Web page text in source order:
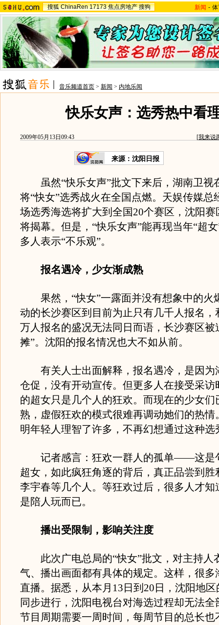
搜狐 ChinaRen 17173 焦点房地产 搜狗 新闻 -
音乐频道首页 > 新闻 > 内地乐闻
快乐女声：选秀热中看
2009年05月13日09:43 [我来说
来源： 沈阳日报
虽然“快乐女声”批文下来后，湖南卫视
将“快女”选秀战火在全国点燃。天娱传媒总
场选秀海选将扩大到全国20个赛区，沈阳
将揭幕。但是，“快乐女声”能再现当年“超
多人表示“不乐观”。
报名遇冷，少女渐成熟
果然，“快女”一露面并没有想象中的火
动的长沙赛区到目前为止只有几千人报名，
万人报名的盛况无法同日而语，长沙赛区被
摊”。沈阳的报名情况也大不如从前。
有关人士出面解释，报名遇冷，是因为
仓促，没有开动宣传。但更多人在接受采访
的超女只是几个人的狂欢。而现在的少女们
熟，虚假狂欢的模式很难再调动她们的热情
明年轻人理智了许多，不再幻想通过这种选
记者感言：狂欢一群人的孤单——这是
超女，如此疯狂角逐的背后，真正品尝到胜
李宇春等几个人。等狂欢过后，很多人才知
是陪人玩而已。
播出受限制，影响关注度
此次广电总局的“快女”批文，对主持人
气、播出画面都有具体的规定。这样，很多
直播。据悉，从本月13日到20日，沈阳地
同步进行，沈阳电视台对海选过程却无法全
节目周期需要一周时间，每周节目的总长也